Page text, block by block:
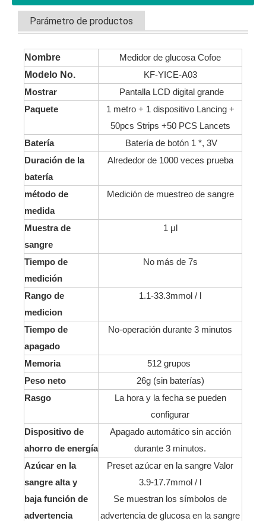
Parámetro de productos
Nombre
Medidor de glucosa Cofoe
Modelo No.
KF-YICE-A03
Mostrar
Pantalla LCD digital grande
Paquete
1 metro + 1 dispositivo Lancing +
50pcs Strips +50 PCS Lancets
Batería
Batería de botón 1 *, 3V
Duración de la
batería
Alrededor de 1000 veces prueba
método de
medida
Medición de muestreo de sangre
Muestra de
sangre
1 μl
Tiempo de
medición
No más de 7s
Rango de
medicion
1.1-33.3mmol / l
Tiempo de
apagado
No-operación durante 3 minutos
Memoria
512 grupos
Peso neto
26g (sin baterías)
Rasgo
La hora y la fecha se pueden
configurar
Dispositivo de
ahorro de energía
Apagado automático sin acción
durante 3 minutos.
Azúcar en la
sangre alta y
baja función de
advertencia
Preset azúcar en la sangre Valor
3.9-17.7mmol / l
Se muestran los símbolos de
advertencia de glucosa en la sangre